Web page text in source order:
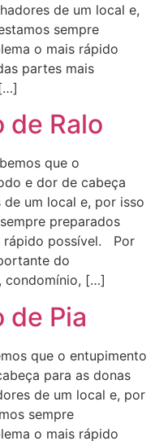
de um local e,
sempre
o mais rápido
partes mais
de Ralo
que o
e dor de cabeça
um local e, por isso
preparados
rápido possível. Por
do
condomínio, […]
de Pia
que o entupimento
para as donas
de um local e, por
sempre
o mais rápido